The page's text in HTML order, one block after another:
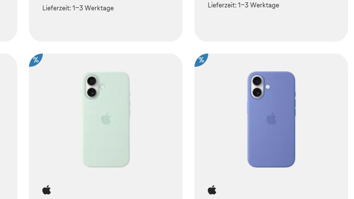
Lieferzeit:1-3 Werktage Lieferzeit:1-3 Werktage
% %